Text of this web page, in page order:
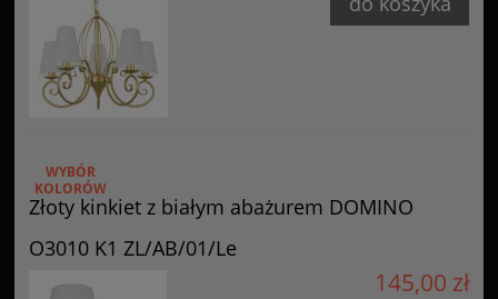
Złoty kinkiet z białym abażurem DOMINO
O3010 K1 ZL/AB/01/Le
WYBÓR
KOLORÓW
145,00 zł